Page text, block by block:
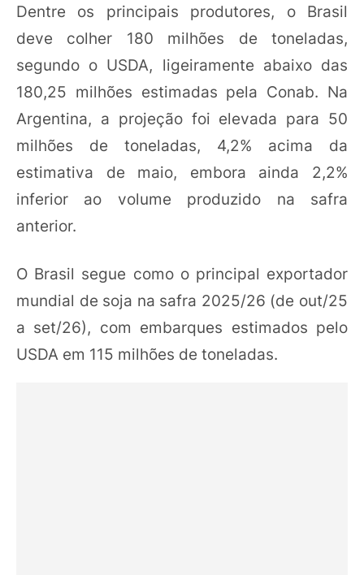
Dentre os principais produtores, o Brasil
deve colher 180 milhões de toneladas,
segundo o USDA, ligeiramente abaixo das
180,25 milhões estimadas pela Conab. Na
Argentina, a projeção foi elevada para 50
milhões de toneladas, 4,2% acima da
estimativa de maio, embora ainda 2,2%
inferior ao volume produzido na safra
anterior.
O Brasil segue como o principal exportador
mundial de soja na safra 2025/26 (de out/25
a set/26), com embarques estimados pelo
USDA em 115 milhões de toneladas.